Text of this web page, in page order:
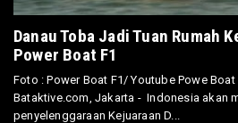
Danau Toba Jadi Tuan Rumah
Power Boat F1
Foto : Power Boat F1/ Youtube Powe
Bataktive.com, Jakarta - Indonesia akan
penyelenggaraan Kejuaraan D...